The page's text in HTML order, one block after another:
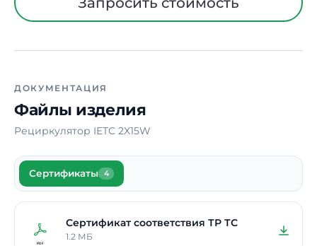
Масса
5 кг
ДОКУМЕНТАЦИЯ
Файлы изделия
Рециркулятор IETC 2X15W
Сертификаты 4
Сертификат соответствия ТР ТС
1.2 МБ